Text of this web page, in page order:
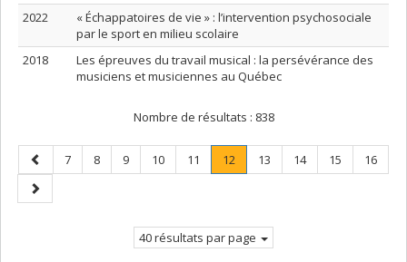
2022
« Échappatoires de vie » : l’intervention psychosociale
par le sport en milieu scolaire
2018
Les épreuves du travail musical : la persévérance des
musiciens et musiciennes au Québec
Nombre de résultats : 838
Page
précédente
Page
7 Page
8 Page
9 Page
10 Page
11 Page
12
Page
Page
13 Page
14 Page
15 Page
16
Page
suivante
40 résultats par page